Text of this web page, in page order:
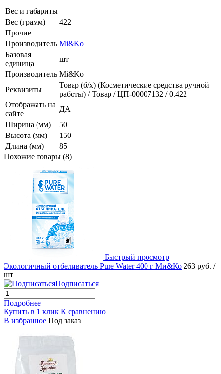
Вес и габариты
Вес (грамм)
422
Прочие
Производитель Mi&Ko
Базовая
единица
шт
Производитель Mi&Ko
Реквизиты
Товар (б/х) (Косметические средства ручной
работы) / Товар / ЦП-00007132 / 0.422
Отображать на
сайте
ДА
Ширина (мм)
50
Высота (мм)
150
Длина (мм)
85
Похожие товары (8)
Быстрый просмотр
Экологичный отбеливатель Pure Water 400 г Ми&Ко 263 руб. /
шт
Подписаться
Подробнее
Купить в 1 клик К сравнению
В избранное Под заказ